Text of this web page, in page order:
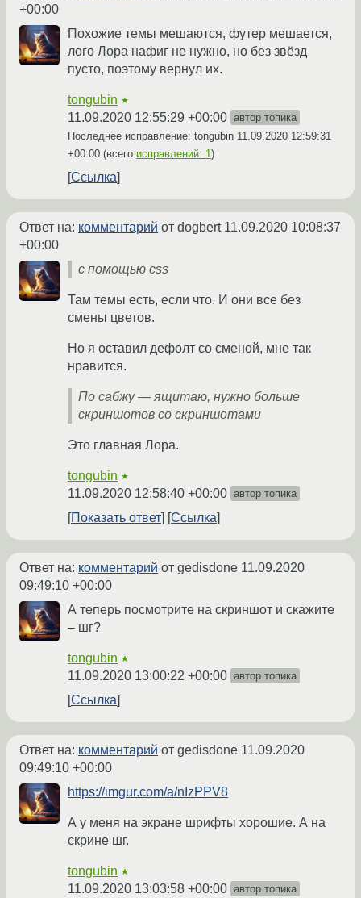
+00:00
Похожие темы мешаются, футер мешается,
лого Лора нафиг не нужно, но без звёзд
пусто, поэтому вернул их.
tongubin ★
11.09.2020 12:55:29 +00:00 автор топика
Последнее исправление: tongubin 11.09.2020 12:59:31
+00:00 (всего исправлений: 1)
Ссылка
Ответ на: комментарий от dogbert 11.09.2020 10:08:37
+00:00
с помощью css
Там темы есть, если что. И они все без
смены цветов.
Но я оставил дефолт со сменой, мне так
нравится.
По сабжу — ящитаю, нужно больше
скриншотов со скриншотами
Это главная Лора.
tongubin ★
11.09.2020 12:58:40 +00:00 автор топика
Показать ответ Ссылка
Ответ на: комментарий от gedisdone 11.09.2020
09:49:10 +00:00
А теперь посмотрите на скриншот и скажите
– шг?
tongubin ★
11.09.2020 13:00:22 +00:00 автор топика
Ссылка
Ответ на: комментарий от gedisdone 11.09.2020
09:49:10 +00:00
https://imgur.com/a/nIzPPV8
А у меня на экране шрифты хорошие. А на
скрине шг.
tongubin ★
11.09.2020 13:03:58 +00:00 автор топика